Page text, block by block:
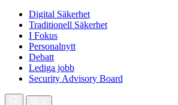
Digital Säkerhet
Traditionell Säkerhet
I Fokus
Personalnytt
Debatt
Lediga jobb
Security Advisory Board